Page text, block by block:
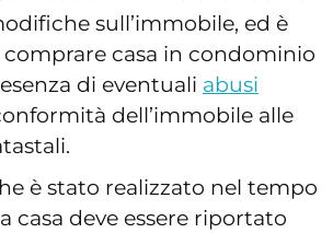
sull’immobile, ed è
casa in condominio
di eventuali abusi
dell’immobile alle
è stato realizzato nel tempo
casa deve essere riportato